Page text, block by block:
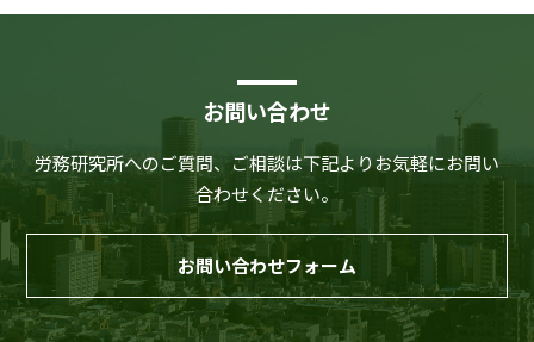
お問い合わせ
労務研究所へのご質問、ご相談は下記よりお気軽にお問い
合わせください。
お問い合わせフォーム